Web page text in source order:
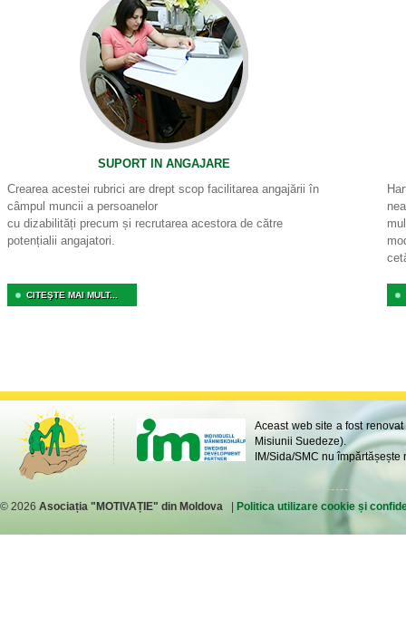
SUPORT IN ANGAJARE
Crearea acestei rubrici are drept scop facilitarea angajării în
câmpul muncii a persoanelor
cu dizabilități precum și recrutarea acestora de către
potențialii angajatori.
CITEŞTE MAI MULT...
Aceast web site a fost
Misiunii Suedeze).
IM/Sida/SMC nu
© 2026 Asociația "MOTIVAȚIE" din Moldova Politica utilizare cookie și